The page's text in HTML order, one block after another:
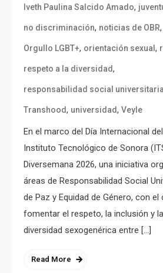
Iveth Paulina Salcido Amado,
no discriminación, noticias de OBR,
Orgullo LGBT+, orientación sexual ,
respeto a la diversidad,
responsabilidad social universitaria
Transhood, universidad, Veyle
En el marco del Día Internacional
Instituto Tecnológico de Sonora
Diversemana 2026, una iniciativa
áreas de Responsabilidad Social
de Paz y Equidad de Género, con el
fomentar el respeto, la inclusión y
diversidad sexogenérica entre […]
Read More